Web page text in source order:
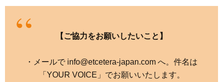
【ご協力をお願いしたいこと】
・メールで info@etcetera-japan.com へ。件名は
「YOUR VOICE」でお願いいたします。